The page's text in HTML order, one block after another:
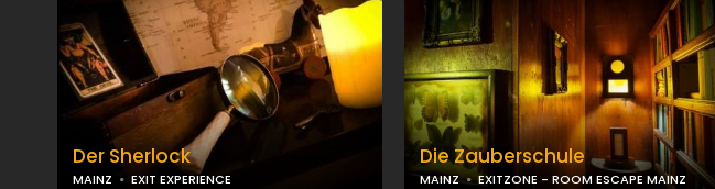
Der Sherlock
MAINZ EXIT EXPERIENCE
Die Zauberschule
MAINZ EXITZONE - ROOM ESCAPE MAINZ